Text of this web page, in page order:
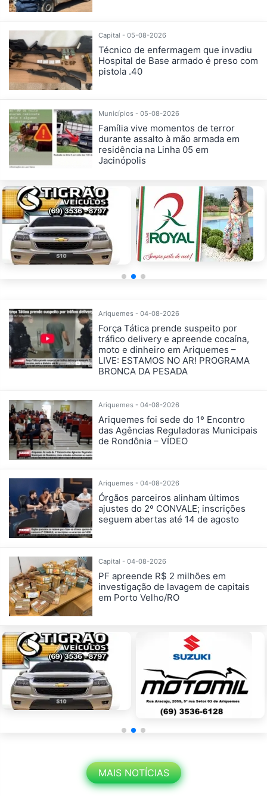
Capital - 05-08-2026
Técnico de enfermagem que invadiu
Hospital de Base armado é preso com
pistola .40
Municípios - 05-08-2026
Família vive momentos de terror
durante assalto à mão armada em
residência na Linha 05 em
Jacinópolis
Ariquemes - 04-08-2026
Força Tática prende suspeito por
tráfico delivery e apreende cocaína,
moto e dinheiro em Ariquemes –
LIVE: ESTAMOS NO AR! PROGRAMA
BRONCA DA PESADA
Ariquemes - 04-08-2026
Ariquemes foi sede do 1º Encontro
das Agências Reguladoras Municipais
de Rondônia – VÍDEO
Ariquemes - 04-08-2026
Órgãos parceiros alinham últimos
ajustes do 2º CONVALE; inscrições
seguem abertas até 14 de agosto
Capital - 04-08-2026
PF apreende R$ 2 milhões em
investigação de lavagem de capitais
em Porto Velho/RO
MAIS NOTÍCIAS